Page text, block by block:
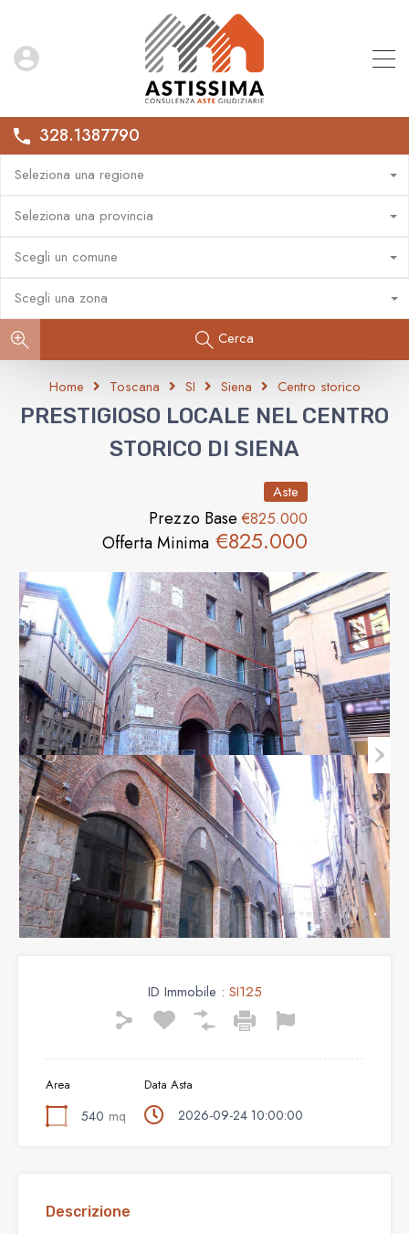
328.1387790
Seleziona una regione
Seleziona una provincia
Scegli un comune
Scegli una zona
Cerca
Home Toscana SI Siena Centro storico
PRESTIGIOSO LOCALE NEL CENTRO
STORICO DI SIENA
Aste
Offerta Minima€825.000
Prezzo Base €825.000
ID Immobile : SI125
Area
540 mq
Data Asta
2026-09-24 10:00:00
Descrizione